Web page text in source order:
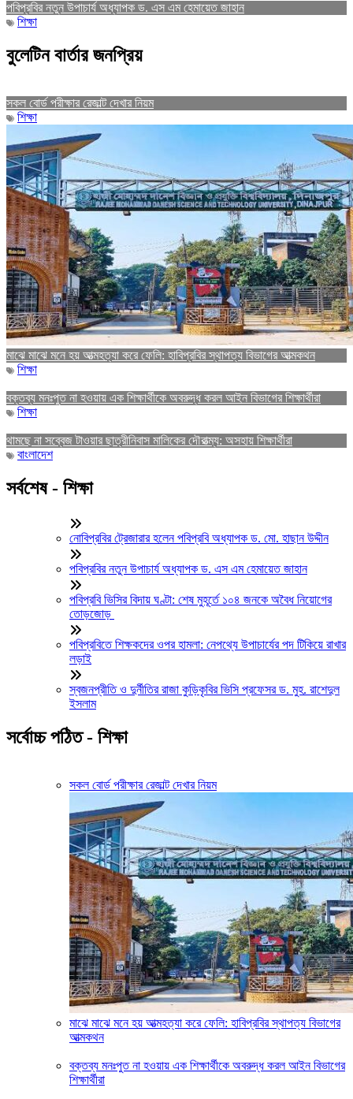
পবিপ্রবির নতুন উপাচার্য অধ্যাপক ড. এস এম হেমায়েত জাহান
শিক্ষা
বুলেটিন বার্তার জনপ্রিয়
সকল বোর্ড পরীক্ষার রেজাল্ট দেখার নিয়ম
শিক্ষা
মাঝে মাঝে মনে হয় আত্মহত্যা করে ফেলি: হাবিপ্রবির স্থাপত্য বিভাগের আত্মকথন
শিক্ষা
বক্তব্য মনঃপুত না হওয়ায় এক শিক্ষার্থীকে অবরুদ্ধ করল আইন বিভাগের শিক্ষার্থীরা
শিক্ষা
থামছে না সব্বেজ টাওয়ার ছাত্রীনিবাস মালিকের দৌরাত্ম্য: অসহায় শিক্ষার্থীরা
বাংলাদেশ
সর্বশেষ - শিক্ষা
নোবিপ্রবির ট্রেজারার হলেন পবিপ্রবি অধ্যাপক ড. মো. হাছান উদ্দীন
পবিপ্রবির নতুন উপাচার্য অধ্যাপক ড. এস এম হেমায়েত জাহান
পবিপ্রবি ভিসির বিদায় ঘণ্টা: শেষ মুহূর্তে ১০৪ জনকে অবৈধ নিয়োগের
তোড়জোড়
পবিপ্রবিতে শিক্ষকদের ওপর হামলা: নেপথ্যে উপাচার্যের পদ টিকিয়ে রাখার
লড়াই
স্বজনপ্রীতি ও দুর্নীতির রাজা কুড়িকৃবির ভিসি প্রফেসর ড. মুহ. রাশেদুল
ইসলাম
সর্বোচ্চ পঠিত - শিক্ষা
সকল বোর্ড পরীক্ষার রেজাল্ট দেখার নিয়ম
মাঝে মাঝে মনে হয় আত্মহত্যা করে ফেলি: হাবিপ্রবির স্থাপত্য বিভাগের
আত্মকথন
বক্তব্য মনঃপুত না হওয়ায় এক শিক্ষার্থীকে অবরুদ্ধ করল আইন বিভাগের
শিক্ষার্থীরা